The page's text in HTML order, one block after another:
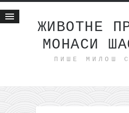
ЖИВОТНЕ
МОНАСИ
ПИШЕ МИЛОШ
Животне приче
интернет пословање
исхраном до здравља